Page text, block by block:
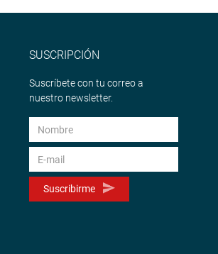
SUSCRIPCIÓN
Suscríbete con tu correo a
nuestro newsletter.
Suscribirme